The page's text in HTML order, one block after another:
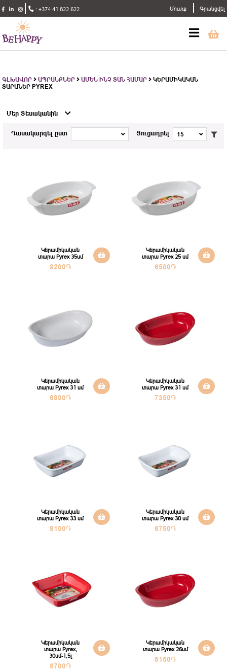
:+374 41 822 622 Մուտք Գրանցվել
ԳԼԽԱՎՈՐ ԱՊՐԱՆՔՆԵՐ ԱՄԵՆ ԻՆՉ ՏԱՆ ՀԱՄԱՐ
ԿԵՐԱՄԻԿԱԿԱՆ
ՏԱՐԱՆԵՐ PYREX
Մեր Տեսականին
Դասակարգել ըստ Ցուցադրել 15
Կերամիկական
տարա Pyrex 35սմ
8200֏
Կերամիկական
տարա Pyrex 25 սմ
6500֏
Կերամիկական
տարա Pyrex 31 սմ
6800֏
Կերամիկական
տարա Pyrex 31 սմ
7350֏
Կերամիկական
տարա Pyrex 33 սմ
8100֏
Կերամիկական
տարա Pyrex 30 սմ
6750֏
Կերամիկական
տարա Pyrex,
30սմ-1,5լ
6700֏
Կերամիկական
տարա Pyrex 26սմ
6150֏